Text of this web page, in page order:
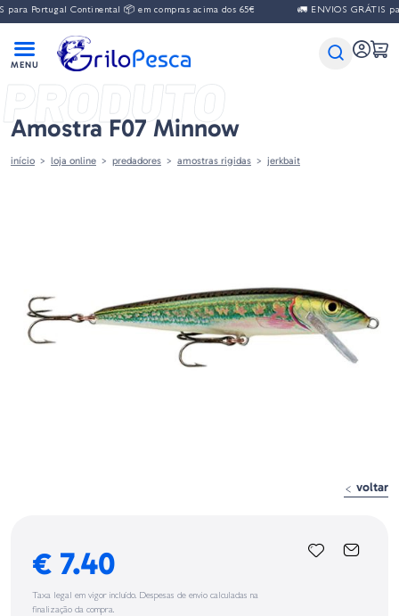
para Portugal Continental 📦 em compras acima dos 65€ 🚛 ENVIOS GRÁTIS
PRODUTO
Amostra F07 Minnow
início loja online predadores amostras rigidas jerkbait
voltar
€ 7.40
Taxa legal em vigor incluído. Despesas de envio calculadas na
finalização da compra.